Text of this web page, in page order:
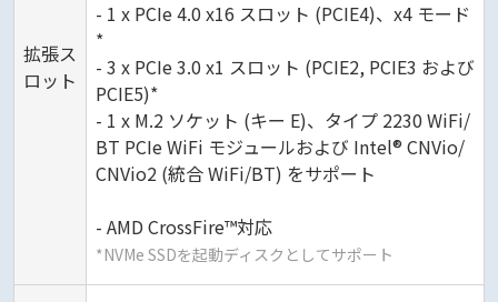
拡張ス
ロット
- 1 x PCIe 4.0 x16 スロット (PCIE4)、x4 モード
*
- 3 x PCIe 3.0 x1 スロット (PCIE2, PCIE3 および
PCIE5)*
- 1 x M.2 ソケット (キー E)、タイプ 2230 WiFi/
BT PCIe WiFi モジュールおよび Intel® CNVio/
CNVio2 (統合 WiFi/BT) をサポート
- AMD CrossFire™対応
*NVMe SSDを起動ディスクとしてサポート